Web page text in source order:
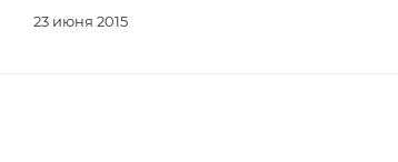
23 июня 2015